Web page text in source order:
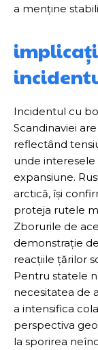
a menține
Incidentul cu
Scandinaviei
reflectând
unde
expansiune.
arctică, își
proteja rutele
Zborurile de
demonstrație
reacțiile țărilor
Pentru statele
necesitatea de
a intensifica
perspectiva
la sporirea